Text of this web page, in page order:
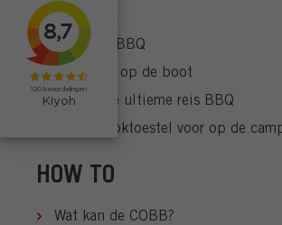
Mini BBQ
Camping BBQ
BBQ voor op de boot
COBB: De ultieme reis BBQ
COBB kooktoestel voor op de
HOW TO
Wat kan de COBB?